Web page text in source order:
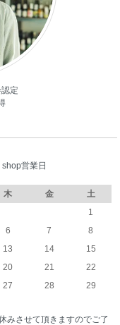
定
営業日
木 金
土
1
6 7
8
13 14
15
20 21
22
27 28
29
みさせて頂きますのでご了